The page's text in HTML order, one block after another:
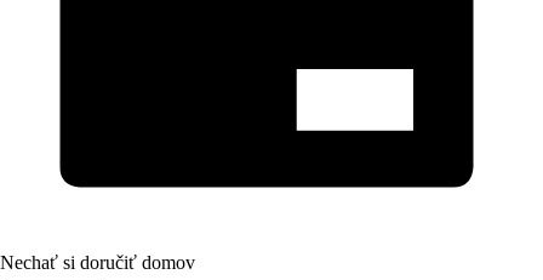
Nechať si doručiť domov